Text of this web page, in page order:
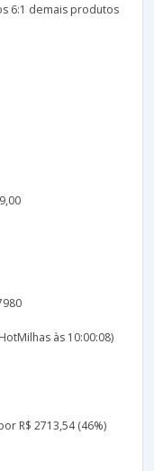
6:1 demais produtos
às 10:00:08)
R$ 2713,54 (46%)